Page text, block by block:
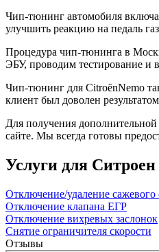
Чип-тюнинг автомобиля
улучшить реакцию на педаль
Процедура чип-тюнинга в
ЭБУ, проводим тестирование и
Чип-тюнинг для CitroënNemo
клиент был доволен
Для получения
сайте. Мы всегда готовы
Услуги для
Отключение/удаление сажевого
Отключение клапана ЕГР
Отключение вихревых заслонок
Снятие ограничителя скорости
Отзывы